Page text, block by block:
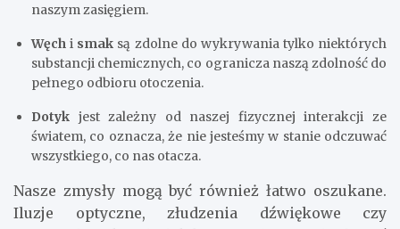
naszym zasięgiem.
Węch i smak są zdolne do wykrywania tylko niektórych
substancji chemicznych, co ogranicza naszą zdolność do
pełnego odbioru otoczenia.
Dotyk jest zależny od naszej fizycznej interakcji ze
światem, co oznacza, że nie jesteśmy w stanie odczuwać
wszystkiego, co nas otacza.
Nasze zmysły mogą być również łatwo oszukane.
Iluzje optyczne, złudzenia dźwiękowe czy